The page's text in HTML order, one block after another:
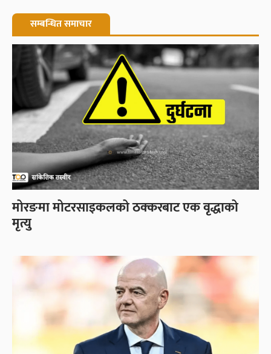
सम्बन्धित समाचार
मोरङमा मोटरसाइकलको ठक्करबाट एक वृद्धाको
मृत्यु